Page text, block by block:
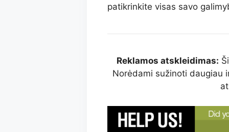
patikrinkite visas savo
Reklamos atskleidimas:
Norėdami sužinoti daugiau